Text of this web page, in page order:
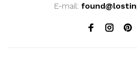
E-mail: